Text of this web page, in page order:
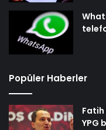
Popüler Haberler
Fatih
YPG